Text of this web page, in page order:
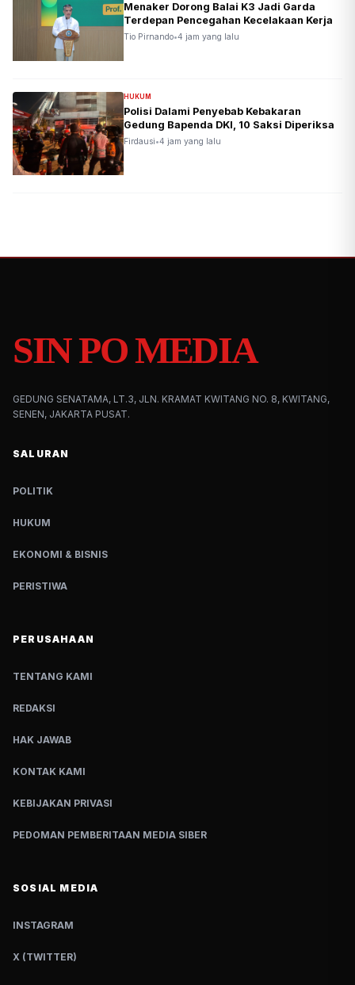
Menaker Dorong Balai K3 Jadi Garda
Terdepan Pencegahan Kecelakaan Kerja
Tio Pirnando•4 jam yang lalu
HUKUM
Polisi Dalami Penyebab Kebakaran
Gedung Bapenda DKI, 10 Saksi Diperiksa
Firdausi•4 jam yang lalu
SIN PO MEDIA
GEDUNG SENATAMA, LT.3, JLN. KRAMAT KWITANG NO. 8, KWITANG,
SENEN, JAKARTA PUSAT.
SALURAN
POLITIK
HUKUM
EKONOMI & BISNIS
PERISTIWA
PERUSAHAAN
TENTANG KAMI
REDAKSI
HAK JAWAB
KONTAK KAMI
KEBIJAKAN PRIVASI
PEDOMAN PEMBERITAAN MEDIA SIBER
SOSIAL MEDIA
INSTAGRAM
X (TWITTER)